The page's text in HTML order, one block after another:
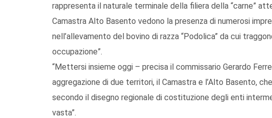
rappresenta il naturale terminale della filiera della “carne”
Camastra Alto Basento vedono la presenza di numerosi
nell’allevamento del bovino di razza “Podolica” da cui
occupazione”.
“Mettersi insieme oggi – precisa il commissario Gerardo
aggregazione di due territori, il Camastra e l’Alto Basento,
secondo il disegno regionale di costituzione degli enti
vasta”.